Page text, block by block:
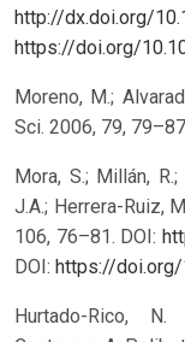
http://dx.doi.org/
https://doi.org/
Moreno, M.;
Sci. 2006, 79,
Mora, S.; Millán,
J.A.; Herrera-Ruiz,
106, 76–81. DOI:
DOI: https://doi.org/
Hurtado-Rico, N.